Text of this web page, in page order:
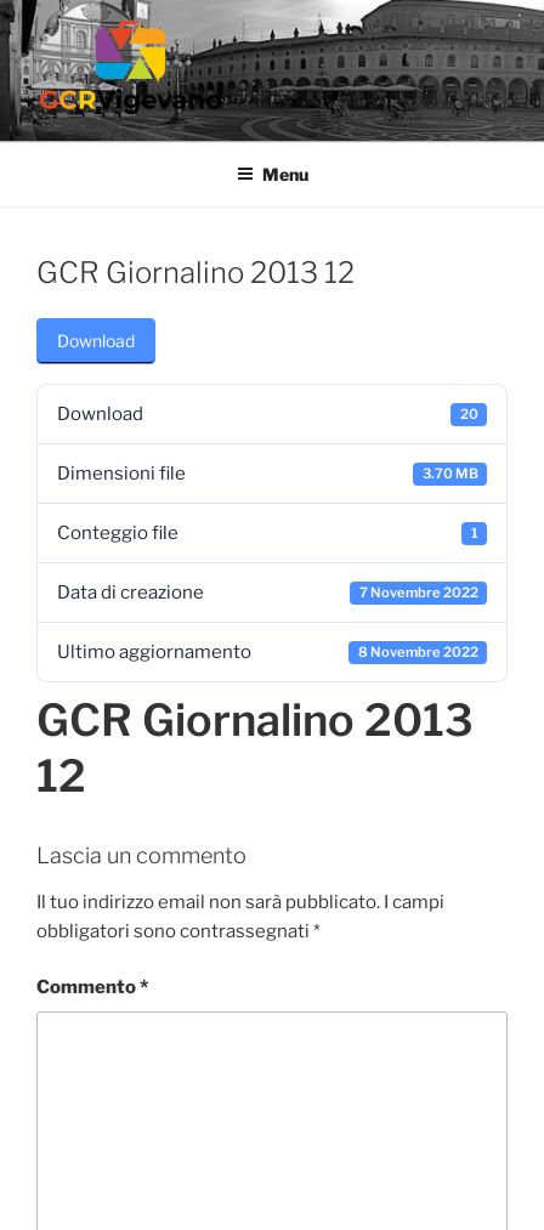
Salta
al
contenuto
GCR VIGEVANO
Gruppo Culturale Ricreativo dell'Ospedale di Vigevano
Menu
GCR Giornalino 2013 12
Download
Download 20
Dimensioni file 3.70 MB
Conteggio file 1
Data di creazione 7 Novembre 2022
Ultimo aggiornamento 8 Novembre 2022
GCR Giornalino 2013
12
Lascia un commento
Il tuo indirizzo email non sarà pubblicato. I campi
obbligatori sono contrassegnati *
Commento*